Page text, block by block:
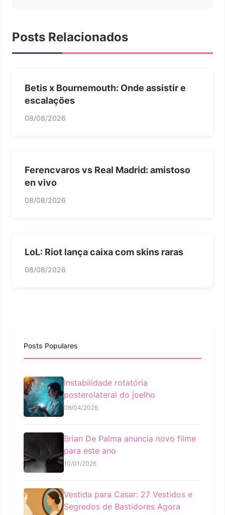
Posts Relacionados
Betis x Bournemouth: Onde assistir e
escalações
08/08/2026
Ferencvaros vs Real Madrid: amistoso
en vivo
08/08/2026
LoL: Riot lança caixa com skins raras
08/08/2026
Posts Populares
Instabilidade rotatória
posterolateral do joelho
08/04/2026
Brian De Palma anuncia novo filme
para este ano
10/01/2026
Vestida para Casar: 27 Vestidos e
Segredos de Bastidores Agora